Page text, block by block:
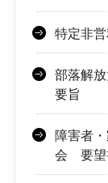
特定非
部落解
要旨
障害者
会 要望